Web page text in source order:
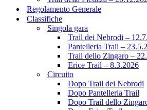
Regolamento Generale
Classifiche
Singola gara
Trail dei Nebrodi –
Pantelleria Trail –
Trail dello Zingaro –
Erice Trail – 8.3.2026
Circuito
Dopo Trail dei Nebrodi
Dopo Pantelleria Trail
Dopo Trail dello